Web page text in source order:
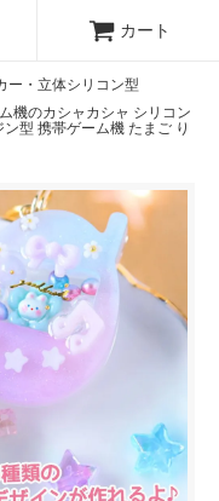
カート
ー・立体シリコン型
機のカシャカシャ シリコン
型 携帯ゲーム機 たまご り